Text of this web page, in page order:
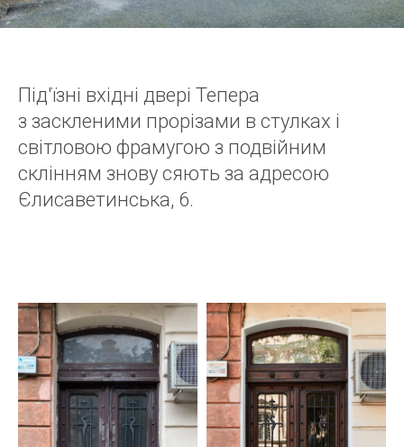
Під'їзні вхідні двері Тепера
з заскленими прорізами в стулках і
світловою фрамугою з подвійним
склінням знову сяють за адресою
Єлисаветинська, 6.